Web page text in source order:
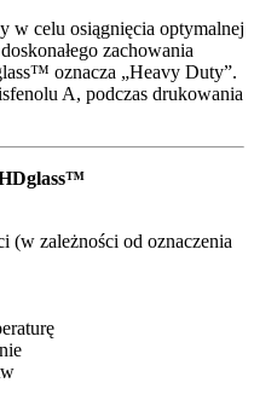
w celu osiągnięcia optymalnej
zachowania
oznacza „Heavy Duty”.
A, podczas drukowania
(w zależności od oznaczenia